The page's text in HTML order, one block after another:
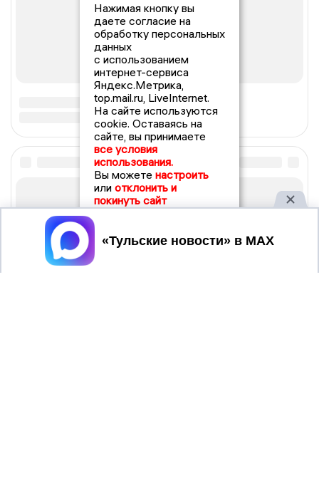
Нажимая кнопку вы
даете согласие на
обработку персональных
данных
с использованием
интернет-сервиса
Яндекс.Метрика,
top.mail.ru, LiveInternet.
На сайте используются
cookie. Оставаясь на
сайте, вы принимаете
все условия
использования.
Вы можете настроить
или отклонить и
покинуть сайт
Принять